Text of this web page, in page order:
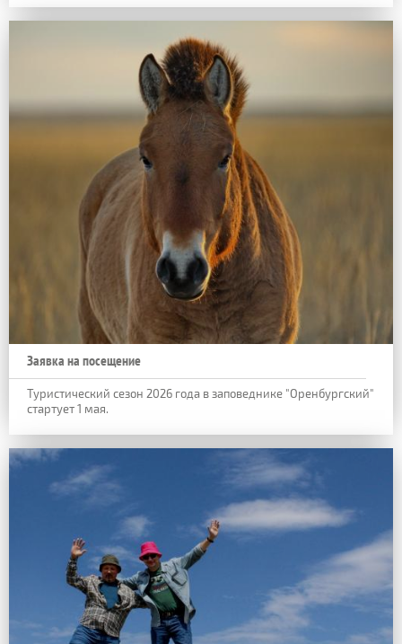
Заявка на посещение
Туристический сезон 2026 года в заповеднике "Оренбургский"
стартует 1 мая.